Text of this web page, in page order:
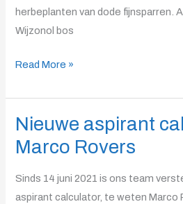
herbeplanten van dode fijnsparren.
Wijzonol bos
van
klimaatbestendig
Read More »
Nieuwe aspirant
Marco Rovers
Sinds 14 juni 2021 is ons team
aspirant calculator, te weten Marco
Nieuwe
aspirant
Marco
Rovers